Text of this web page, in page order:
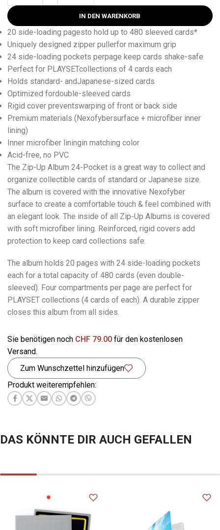
IN DEN WARENKORB
20 side-loading pagesto hold up to 480 sleeved cards*
Uniquely designed zipper pullerfor maximum grip
24 side-loading pockets perpage keep cards shake-safe
Perfect for PLAYSETcollections of 4 cards each
Holds standard- andJapanese-sized cards
Optimized fordouble-sleeved cards
Rigid cover preventswarping of front or back side
Premium materials (Nexofybersurface + microfiber inner
lining)
Inner microfiber liningin matching color
Acid-free, no PVC
The Zip-Up Album 24-Pocket is a great way to collect and
organize collectible cards of standard or Japanese size.
The album is covered with the innovative Nexofyber
surface to create a comfortable touch & feel combined with
an elegant look. The inside of all Zip-Up Albums is covered
with soft microfiber lining. Reinforced, rigid covers add
protection to keep card collections safe.
The album holds 20 pages with 24 side-loading pockets
each for a total capacity of 480 cards (even double-
sleeved). Four compartments per page are perfect for
PLAYSET collections (4 cards of each). A durable zipper
closes this album from all sides.
Sie benötigen noch CHF 79.00 für den kostenlosen
Versand.
Zum Wunschzettel hinzufügen
Produkt weiterempfehlen:
DAS KÖNNTE DIR AUCH GEFALLEN